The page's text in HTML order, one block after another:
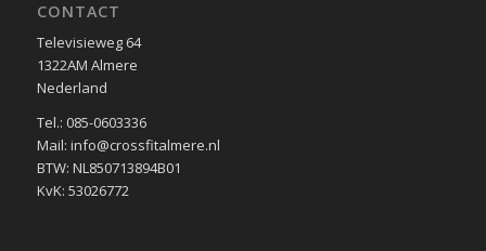
CONTACT
Televisieweg 64
1322AM Almere
Nederland
Tel.: 085-0603336
Mail: info@crossfitalmere.nl
BTW: NL850713894B01
KvK: 53026772